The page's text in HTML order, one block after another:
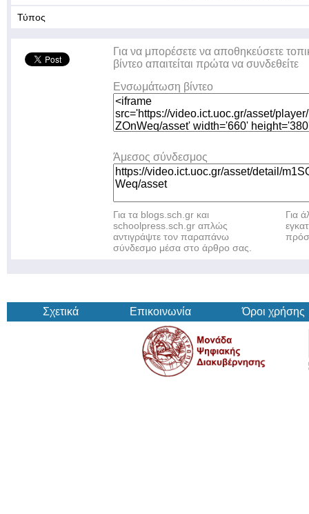
Τύπος
Για να μπορέσετε να αποθηκεύσετε
βίντεο απαιτείται πρώτα να συνδεθείτε
Ενσωμάτωση βίντεο
Άμεσος σύνδεσμος
Για τα blogs.sch.gr και
schoolpress.sch.gr απλώς
αντιγράψτε τον παραπάνω
σύνδεσμο μέσα στο άρθρο σας.
Για
Σχετικά Επικοινωνία Όροι χρήσης